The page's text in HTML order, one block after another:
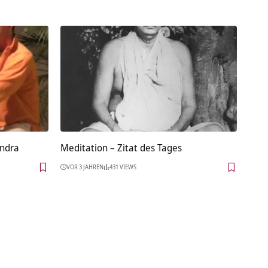
Meditation – Zitat des Tages
VOR 3 JAHREN 431 VIEWS